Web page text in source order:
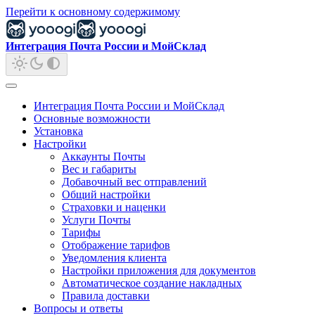
Перейти к основному содержимому
Интеграция Почта России и МойСклад
Интеграция Почта России и МойСклад
Основные возможности
Установка
Настройки
Аккаунты Почты
Вес и габариты
Добавочный вес отправлений
Общий настройки
Страховки и наценки
Услуги Почты
Тарифы
Отображение тарифов
Уведомления клиента
Настройки приложения для документов
Автоматическое создание накладных
Правила доставки
Вопросы и ответы